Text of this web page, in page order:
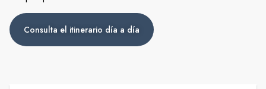
Consulta el itinerario día a día